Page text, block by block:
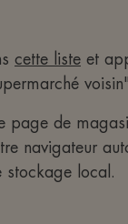
cette liste et
page de
navigateur
stockage local.